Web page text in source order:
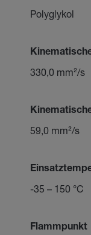
Polyglykol
330,0 mm²/s
59,0 mm²/s
-35 – 150 °C
Flammpunkt